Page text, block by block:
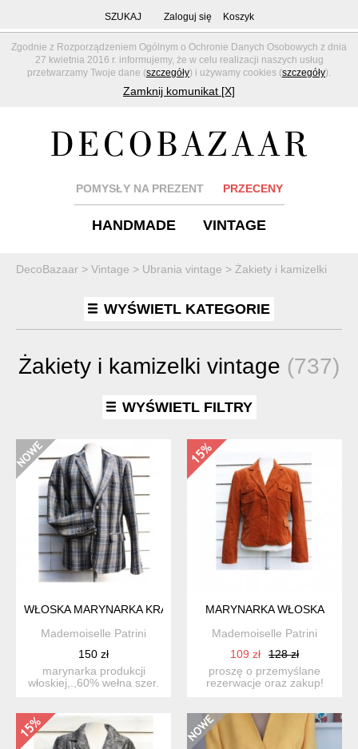
Zgodnie z Rozporządzeniem Ogólnym o Ochronie Danych Osobowych z dnia
27 kwietnia 2016 r. informujemy, że w celu realizacji naszych usług
przetwarzamy Twoje dane (szczegóły) i używamy cookies (szczegóły).
Zamknij komunikat [X]
SZUKAJ Zaloguj się Koszyk
POMYSŁY NA PREZENT PRZECENY
HANDMADE VINTAGE
DecoBazaar > Vintage > Ubrania vintage > Żakiety i kamizelki
WYŚWIETL KATEGORIE
Żakiety i kamizelki vintage (737)
WYŚWIETL FILTRY
WŁOSKA MARYNARKA KRATA
Mademoiselle Patrini
150 zł
marynarka produkcji
włoskiej,.,60% wełna szer.
MARYNARKA WŁOSKA
Mademoiselle Patrini
109 zł
128 zł
proszę o przemyślane
rezerwacje oraz zakup!